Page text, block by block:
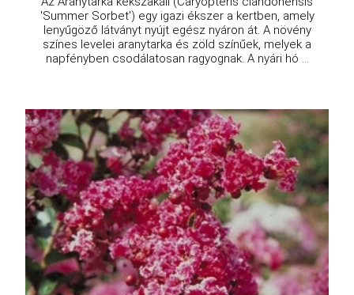
'Summer Sorbet') egy igazi ékszer a kertben, amely
lenyűgöző látványt nyújt egész nyáron át. A növény
színes levelei aranytarka és zöld színűek, melyek a
napfényben csodálatosan ragyognak. A nyári hó ...